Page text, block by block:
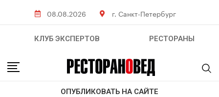
08.08.2026 г. Санкт-Петербург
КЛУБ ЭКСПЕРТОВ РЕСТОРАНЫ
ОПУБЛИКОВАТЬ НА САЙТЕ